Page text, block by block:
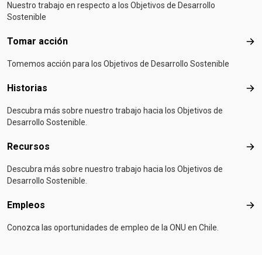
Nuestro trabajo en respecto a los Objetivos de Desarrollo
Sostenible
Tomar acción
Tomemos acción para los Objetivos de Desarrollo Sostenible
Historias
Descubra más sobre nuestro trabajo hacia los Objetivos de
Desarrollo Sostenible.
Recursos
Descubra más sobre nuestro trabajo hacia los Objetivos de
Desarrollo Sostenible.
Empleos
Conozca las oportunidades de empleo de la ONU en Chile.